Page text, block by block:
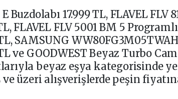
Buzdolabı 17.999 TL, FLAVEL FLV
FLAVEL FLV 5001 BM 5
SAMSUNG
ve GOODWEST Beyaz Turbo
beyaz eşya kategorisinde
üzeri alışverişlerde peşin